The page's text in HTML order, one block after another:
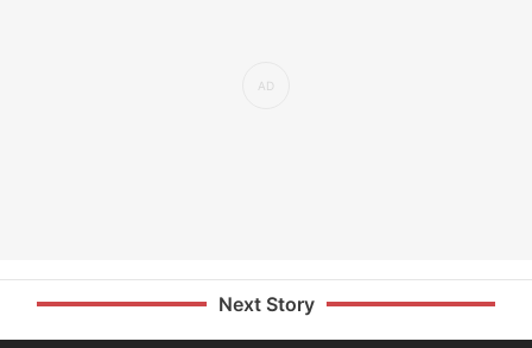
Next Story